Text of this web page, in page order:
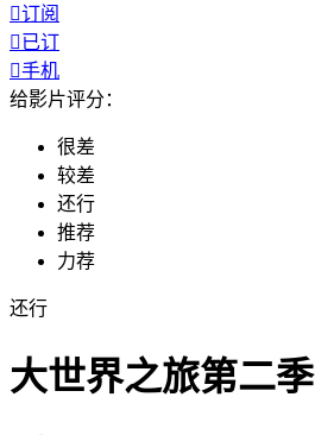
订阅
已订
手机
给影片评分：
很差
较差
还行
推荐
力荐
还行
大世界之旅第二季